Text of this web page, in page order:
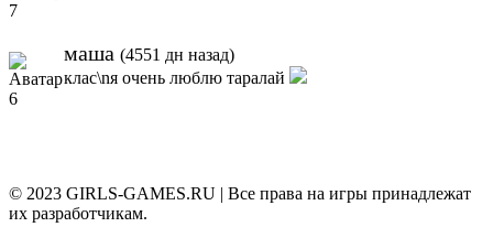
маша (4551 дн назад)
клас\nя очень люблю таралай
© 2023 GIRLS-GAMES.RU | Все права на игры принадлежат
их разработчикам.